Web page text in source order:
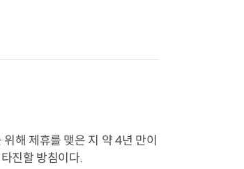
해 제휴를 맺은 지 약 4년 만이
진할 방침이다.